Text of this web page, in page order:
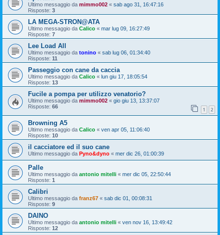
Ultimo messaggio da mimmo002 « sab ago 31, 16:47:16
Risposte: 3
LA MEGA-STRON@ATA
Ultimo messaggio da Calico « mar lug 09, 16:27:49
Risposte: 7
Lee Load All
Ultimo messaggio da tonino « sab lug 06, 01:34:40
Risposte: 11
Passeggio con cane da caccia
Ultimo messaggio da Calico « lun giu 17, 18:05:54
Risposte: 13
Fucile a pompa per utilizzo venatorio?
Ultimo messaggio da mimmo002 « gio giu 13, 13:37:07
Risposte: 66 1 2
Browning A5
Ultimo messaggio da Calico « ven apr 05, 11:06:40
Risposte: 10
il cacciatore ed il suo cane
Ultimo messaggio da Pyno&dyno « mer dic 26, 01:00:39
Palle
Ultimo messaggio da antonio mitelli « mer dic 05, 22:50:44
Risposte: 1
Calibri
Ultimo messaggio da franz67 « sab dic 01, 00:08:31
Risposte: 9
DAINO
Ultimo messaggio da antonio mitelli « ven nov 16, 13:49:42
Risposte: 12